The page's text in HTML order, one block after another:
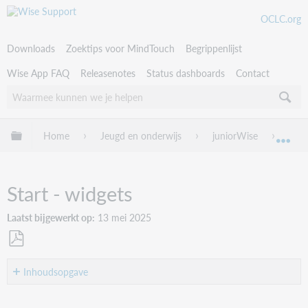
OCLC.org
Downloads Zoektips voor MindTouch
Begrippenlijst
Wise App FAQ
Releasenotes Status dashboards Contact
Uitklappen/inklappen van globale hiërarchie
Home Jeugd en onderwijs juniorWise
Start - widgets
Laatst bijgewerkt op 13 mei 2025
PDFInhoudsopgave